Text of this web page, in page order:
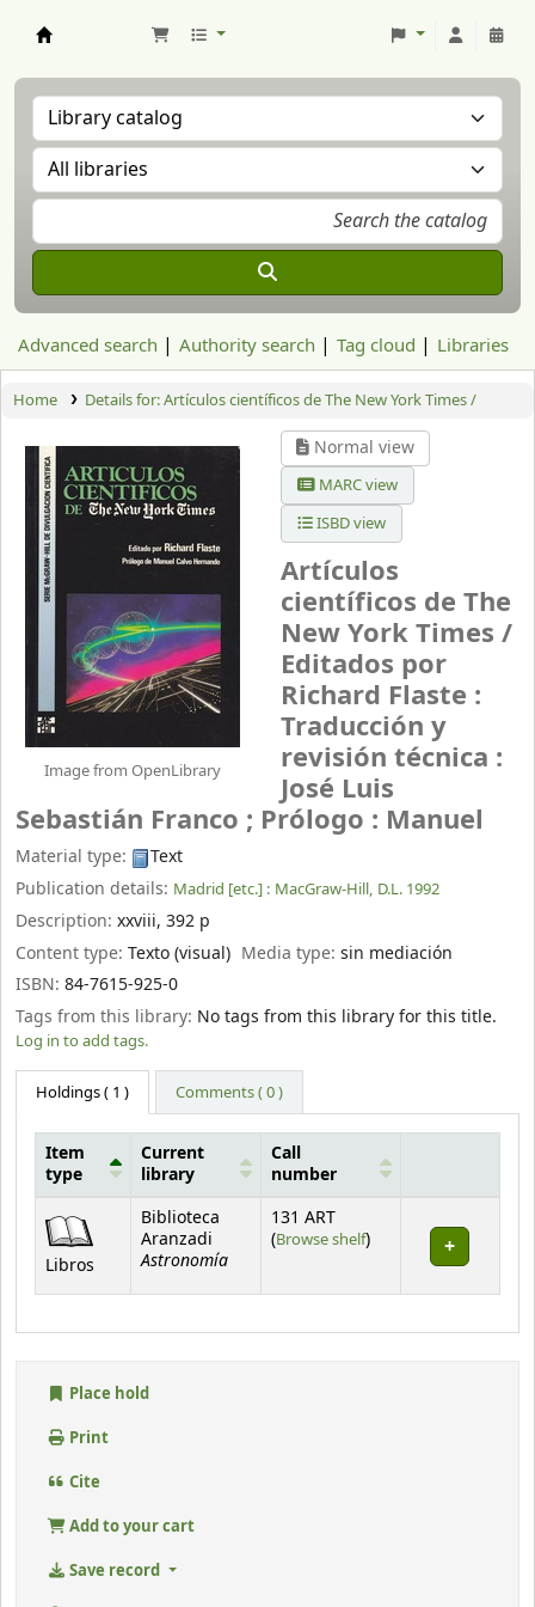
Advanced search Authority search Tag cloud Libraries
Home Details for:Artículos científicos de The New York Times /
Image from OpenLibrary
Normal view
MARC view
ISBD view
Artículos
científicos de The
New York Times /
Editados por
Richard Flaste :
Traducción y
revisión técnica :
José Luis
Sebastián Franco ; Prólogo : Manuel
Material type:
Text
Publication details: Madrid [etc.] : MacGraw-Hill, D.L. 1992
Description: xxviii, 392 p
Content type: Texto (visual) Media type:sin mediación
ISBN: 84-7615-925-0
Tags from this library: No tags from this library for this title.
Log in to add tags.
Holdings( 1 ) Comments ( 0 )
Holdings
Item
type
Current
library
Call
number
Libros
Biblioteca
Aranzadi
Astronomía
131 ART
(Browse shelf(Opens below)
)
Place hold
Print
Cite
Add to your cart
Save record